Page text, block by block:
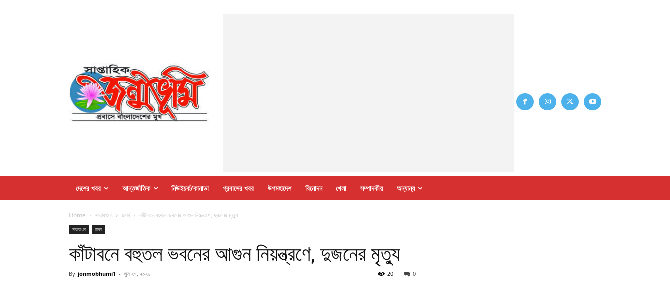
দেশের খবর আন্তর্জাতিক নিউইয়র্ক/কানাডা প্রবাসের খবর উপমহাদেশ বিনোদন খেলা সম্পাদকীয় অন্যান্য
Home সারাবাংলা ঢাকা কাঁটাবনে বহুতল ভবনের আগুন নিয়ন্ত্রণে, দুজনের মৃত্যু
সারাবাংলা ঢাকা
কাঁটাবনে বহুতল ভবনের আগুন নিয়ন্ত্রণে, দুজনের মৃত্যু
By jonmobhumi1 - জুন ২৭, ২০২৬ 0
20